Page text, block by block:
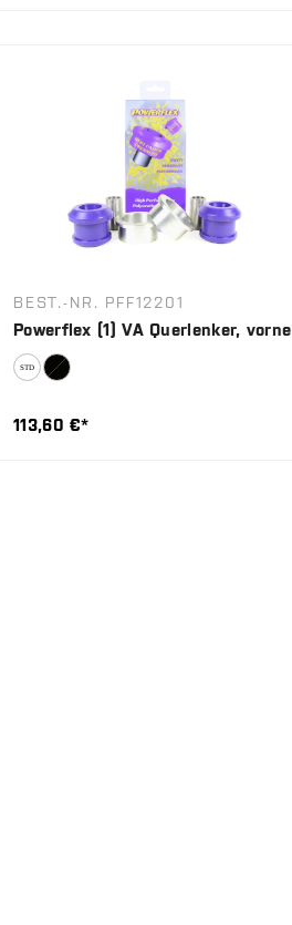
BEST.-NR. PFF12201
Powerflex (1) VA Querlenker, vorne
113,60 €*